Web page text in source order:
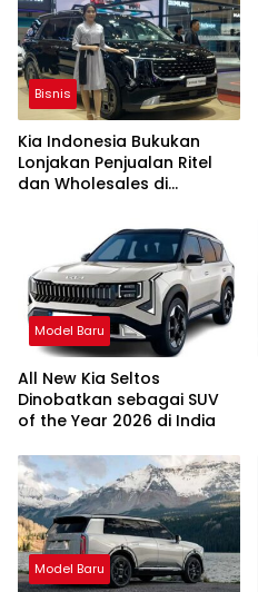
Bisnis
Kia Indonesia Bukukan
Lonjakan Penjualan Ritel
dan Wholesales di
Model Baru
All New Kia Seltos
Dinobatkan sebagai SUV
of the Year 2026 di India
Model Baru